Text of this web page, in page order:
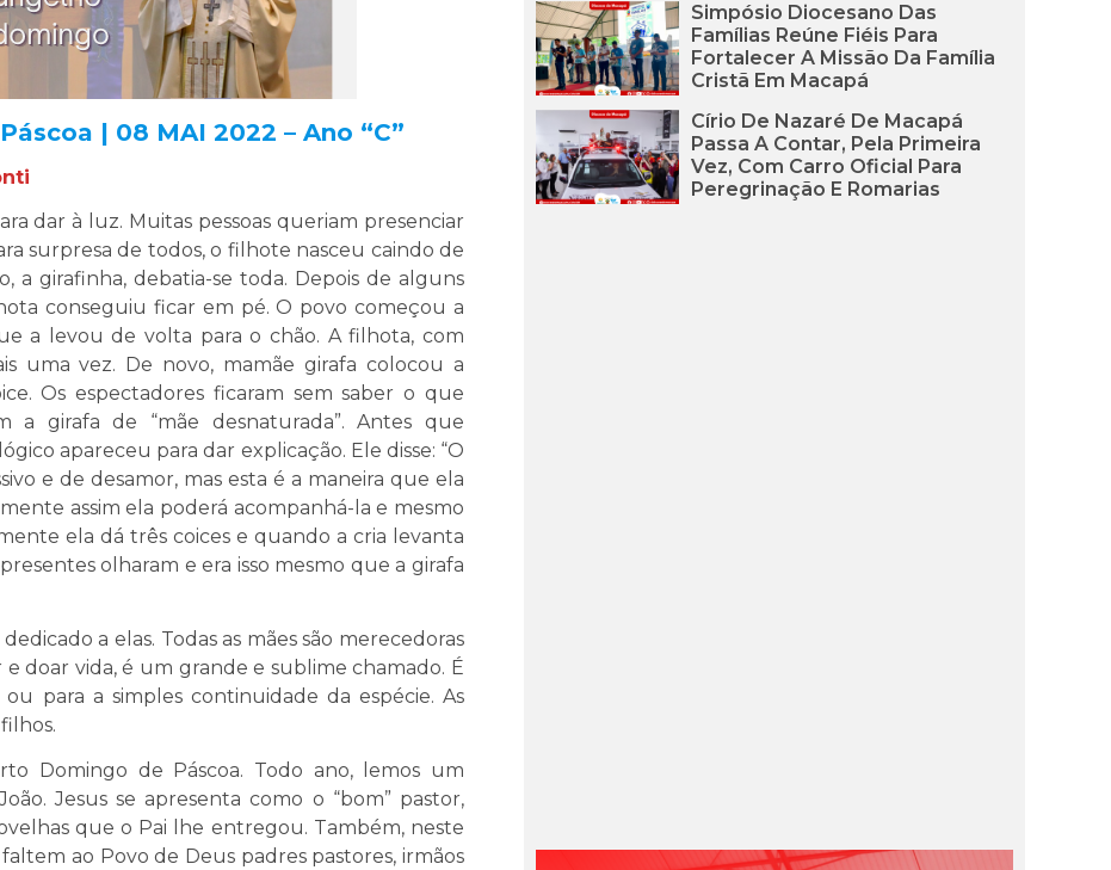
| 08 MAI 2022 – Ano “C”
dar à luz. Muitas pessoas queriam presenciar
surpresa de todos, o filhote nasceu caindo de
a girafinha, debatia-se toda. Depois de alguns
conseguiu ficar em pé. O povo começou a
a levou de volta para o chão. A filhota, com
uma vez. De novo, mamãe girafa colocou a
Os espectadores ficaram sem saber o que
a girafa de “mãe desnaturada”. Antes que
apareceu para dar explicação. Ele disse: “O
e de desamor, mas esta é a maneira que ela
assim ela poderá acompanhá-la e mesmo
ela dá três coices e quando a cria levanta
olharam e era isso mesmo que a girafa
a elas. Todas as mães são merecedoras
doar vida, é um grande e sublime chamado. É
para a simples continuidade da espécie. As
Domingo de Páscoa. Todo ano, lemos um
Jesus se apresenta como o “bom” pastor,
que o Pai lhe entregou. Também, neste
ao Povo de Deus padres pastores, irmãos
Simpósio Diocesano Das
Famílias Reúne Fiéis Para
Fortalecer A Missão Da Família
Cristã Em Macapá
Círio De Nazaré De Macapá
Passa A Contar, Pela Primeira
Vez, Com Carro Oficial Para
Peregrinação E Romarias